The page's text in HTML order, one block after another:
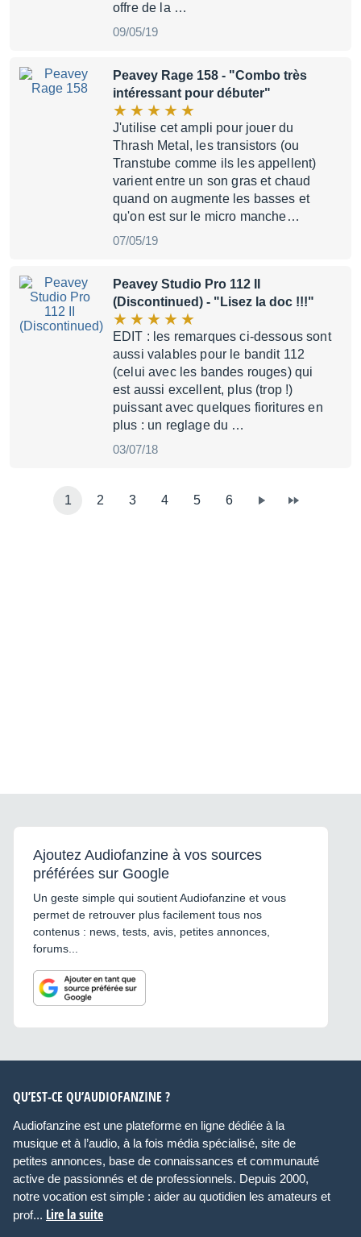
offre de la …
09/05/19
Peavey Rage 158 - "Combo très
intéressant pour débuter"
J'utilise cet ampli pour jouer du
Thrash Metal, les transistors (ou
Transtube comme ils les appellent)
varient entre un son gras et chaud
quand on augmente les basses et
qu'on est sur le micro manche…
07/05/19
Peavey Studio Pro 112 II
(Discontinued) - "Lisez la doc !!!"
EDIT : les remarques ci-dessous sont
aussi valables pour le bandit 112
(celui avec les bandes rouges) qui
est aussi excellent, plus (trop !)
puissant avec quelques fioritures en
plus : un reglage du …
03/07/18
1 2 3 4 5 6
Ajoutez Audiofanzine à vos sources
préférées sur Google
Un geste simple qui soutient Audiofanzine et vous
permet de retrouver plus facilement tous nos
contenus : news, tests, avis, petites annonces,
forums...
QU’EST-CE QU’AUDIOFANZINE ?
Audiofanzine est une plateforme en ligne dédiée à la
musique et à l’audio, à la fois média spécialisé, site de
petites annonces, base de connaissances et communauté
active de passionnés et de professionnels. Depuis 2000,
notre vocation est simple : aider au quotidien les amateurs et
prof... Lire la suite